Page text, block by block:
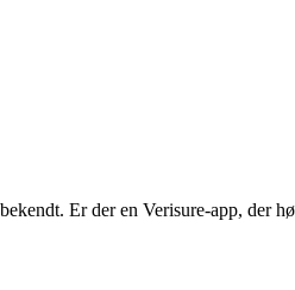
Er der en Verisure-app, der